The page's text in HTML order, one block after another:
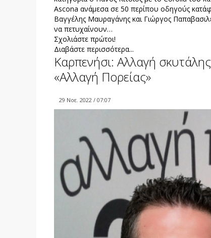
Ascona ανάμεσα σε 50 περίπου οδηγούς
Βαγγέλης Μαυραγάνης και Γιώργος
να πετυχαίνουν…
Σχολιάστε πρώτοι!
Διαβάστε περισσότερα...
Καρπενήσι: Αλλαγή
«Αλλαγή Πορείας»
29 Νοε. 2022 / 07:07